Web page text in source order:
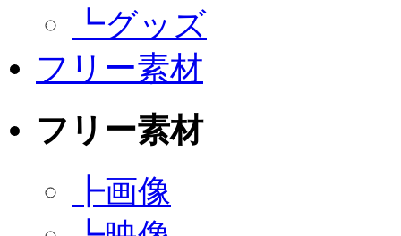
┗グッズ
フリー素材
フリー素材
┣画像